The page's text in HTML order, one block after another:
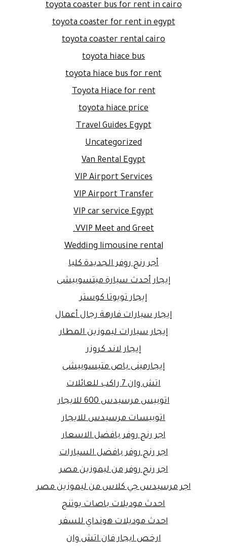
toyota coaster bus for rent in cairo
toyota coaster for rent in egypt
toyota coaster rental cairo
toyota hiace bus
toyota hiace bus for rent
Toyota Hiace for rent
toyota hiace price
Travel Guides Egypt
Uncategorized
Van Rental Egypt
VIP Airport Services
VIP Airport Transfer
VIP car service Egypt
VVIP Meet and Greet.
Wedding limousine rental
أجر رنج روفر الجديدة كليا
إيجار أحدث سيارة ميتسوبيشى
إيجار تويوتا كوستر
إيجار سيارات فارهة رجال أعمال
إيجار سيارات ليموزين المطار
إيجار لاند كروزر
إيجارمينى باص متيسوبيشى
اتش وان 7 راكب للعائلات
اتوبيس مرسيدس 600 للايجار
اتوبيسات مرسيدس للايجار
اجر رنج روفر بافضل الاسعار
اجر رنج روفر بافضل السيارات
اجر رنج روفر من ليموزين مصر
اجر مرسيدس جي كلاس من ليموزين مصر
احدث موديلات باصات يوتنج
احدث موديلات هونداي للسفر
ارخص ايجار فان اتش وان